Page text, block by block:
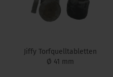
Jiffy Torfquelltabletten
Ø 41 mm